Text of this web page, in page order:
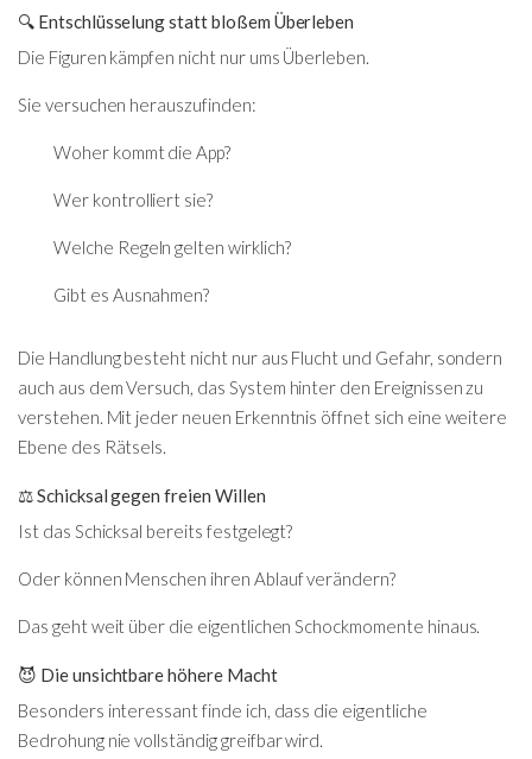
🔍 Entschlüsselung statt bloßem Überleben
Die Figuren kämpfen nicht nur ums Überleben.
Sie versuchen herauszufinden:
Woher kommt die App?
Wer kontrolliert sie?
Welche Regeln gelten wirklich?
Gibt es Ausnahmen?
Die Handlung besteht nicht nur aus Flucht und Gefahr, sondern
auch aus dem Versuch, das System hinter den Ereignissen zu
verstehen. Mit jeder neuen Erkenntnis öffnet sich eine weitere
Ebene des Rätsels.
⚖️ Schicksal gegen freien Willen
Ist das Schicksal bereits festgelegt?
Oder können Menschen ihren Ablauf verändern?
Das geht weit über die eigentlichen Schockmomente hinaus.
😈 Die unsichtbare höhere Macht
Besonders interessant finde ich, dass die eigentliche
Bedrohung nie vollständig greifbar wird.